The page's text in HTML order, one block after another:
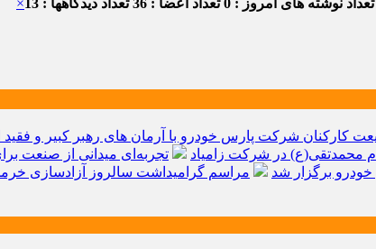
تعداد نوشته های امروز : 0 تعداد اعضا : 36 تعداد دیدگاهها : 13 ×
کارکنان شرکت پارس خودرو با آرمان های رهبر کبیر و فقید
محمدتقی(ع) در شرکت زامیاد
تجربه‌ای میدانی از صنعت
برگزار شد مراسم گرامیداشت سالروز آزادسازی